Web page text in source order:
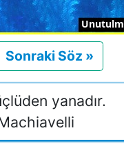
Sonraki Söz »
yanadır.